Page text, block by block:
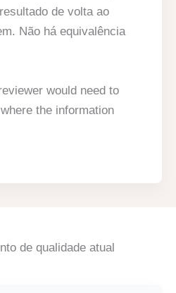
de volta ao
Não há equivalência
would need to
the information
de qualidade atual